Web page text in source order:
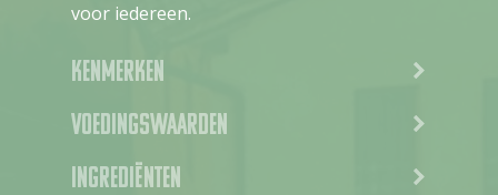
voor iedereen.
Kenmerken
Voedingswaarden
Ingrediënten